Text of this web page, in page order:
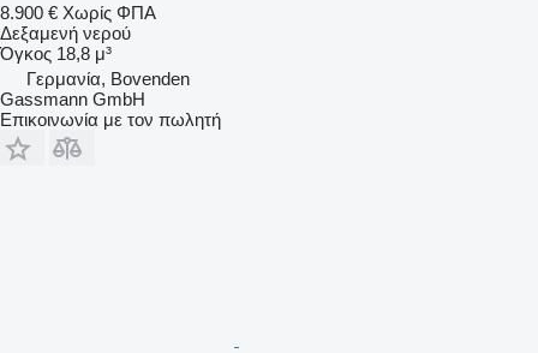
8.900 € Χωρίς ΦΠΑ
Δεξαμενή νερού
Όγκος 18,8 μ³
Γερμανία, Bovenden
Gassmann GmbH
Επικοινωνία με τον πωλητή